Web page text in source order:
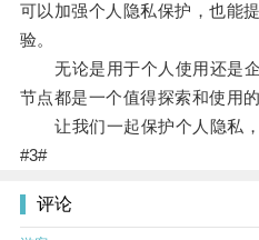
可以加强个人隐私保护，也能
验。
无论是用于个人使用还是企
节点都是一个值得探索和使用的
让我们一起保护个人隐私，
#3#
评论